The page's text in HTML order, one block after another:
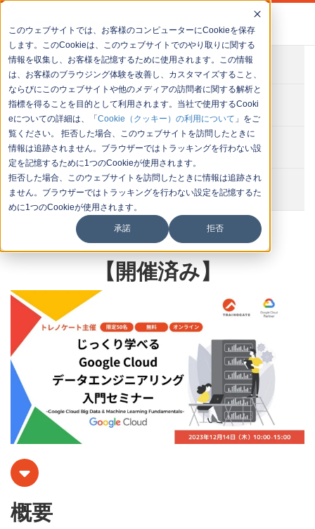
このウェブサイトでは、お客様のコンピューターにCookieを保存
します。このCookieは、このウェブサイトでのやり取りに関する
情報を収集し、お客様を記憶するために使用されます。この情報
は、お客様のブラウジング体験を改善し、カスタマイズすること、
ならびにこのウェブサイトや他のメディアの訪問者に関する解析と
指標を得ることを目的として利用されます。当社で使用するCooki
eについての詳細は、「 Cookie（クッキー）の利用について 」をご
覧ください。 拒否した場合、このウェブサイトを訪問したときに
情報は追跡されません。ブラウザーではトラッキングを行わない設
定を記憶するために1つのCookieが使用されます。
拒否した場合、このウェブサイトを訪問したときに情報は追跡され
ません。ブラウザーではトラッキングを行わない設定を記憶するた
めに1つのCookieが使用されます。
承諾 拒否
会社概要
お問い合わせ
セミナー一覧
イベント一覧
【開催済み】
概要